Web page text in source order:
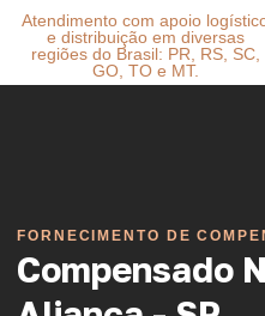
Atendimento com apoio
e distribuição em diversas
regiões do Brasil: PR, RS, SC,
GO, TO e MT.
FORNECIMENTO DE
Compensado